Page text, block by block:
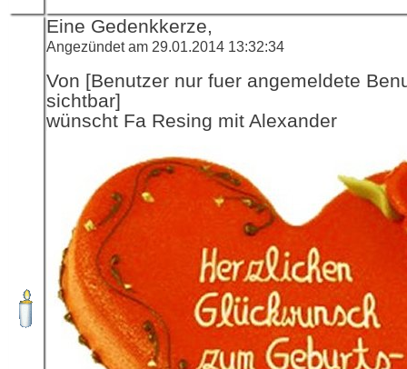
Eine Gedenkkerze,
Angezündet am 29.01.2014 13:32:34
Von [Benutzer nur fuer angemeldete
sichtbar]
wünscht Fa Resing mit Alexander